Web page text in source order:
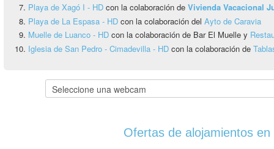
Playa de Xagó I - HD con la colaboración de Vivienda Vacacional
Playa de La Espasa - HD con la colaboración del Ayto de Caravia
Muelle de Luanco - HD con la colaboración de Bar El Muelle y
Iglesia de San Pedro - Cimadevilla - HD con la colaboración de
Ofertas de alojamientos en